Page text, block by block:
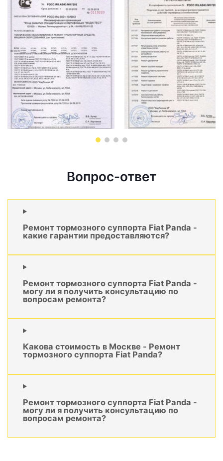
Вопрос-ответ
Ремонт тормозного суппорта Fiat Panda -
какие гарантии предоставляются?
Ремонт тормозного суппорта Fiat Panda -
могу ли я получить консультацию по
вопросам ремонта?
Какова стоимость в Москве - Ремонт
тормозного суппорта Fiat Panda?
Ремонт тормозного суппорта Fiat Panda -
могу ли я получить консультацию по
вопросам ремонта?